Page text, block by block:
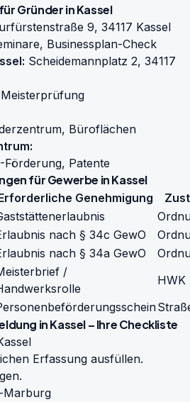
Gründer in Kassel
9, 34117 Kassel
Businessplan-Check
Scheidemannplatz 2, 34117
Büroflächen
Patente
für Gewerbe in Kassel
Genehmigung
nach § 34c GewO
nach § 34a GewO
/
HWK
in Kassel – Ihre Checkliste
Erfassung ausfüllen.
Marburg